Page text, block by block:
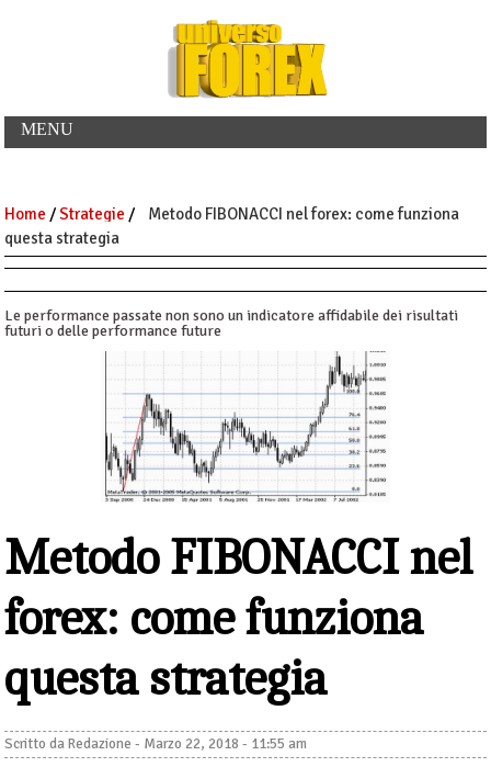
MENU
Home /Strategie /
Metodo FIBONACCI nel forex: come funziona
questa strategia
Le performance passate non sono un indicatore affidabile dei risultati
futuri o delle performance future
Metodo FIBONACCI nel
forex: come funziona
questa strategia
Scritto daRedazione - Marzo 22, 2018 - 11:55 am